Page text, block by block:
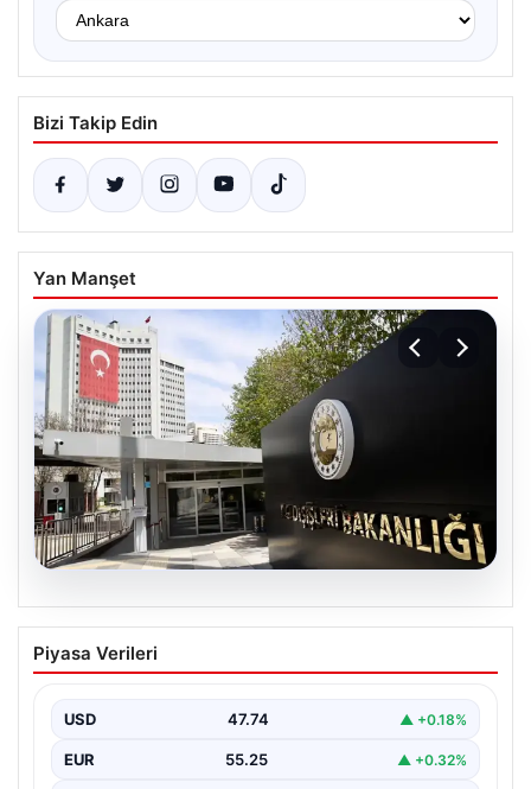
Bizi Takip Edin
Yan Manşet
07.08.2026
Dışişleri Sözcüsü Keçeli’den
Yunanistan açıklaması. “Ülkemiz
doğurmayacaktır”
Piyasa Verileri
USD 47.74 ▲ +0.18%
EUR 55.25 ▲ +0.32%